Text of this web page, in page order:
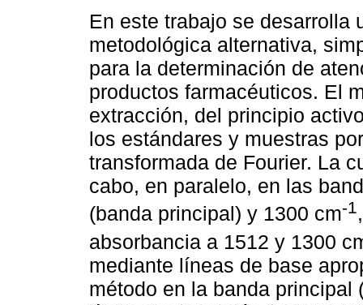
En este trabajo se desarrolla
metodológica alternativa,
para la determinación de
productos farmacéuticos. El
extracción, del principio
los estándares y muestras
transformada de Fourier. La
cabo, en paralelo, en las
(banda principal) y 1300 cm-1
absorbancia a 1512 y 1300
mediante líneas de base
método en la banda principal